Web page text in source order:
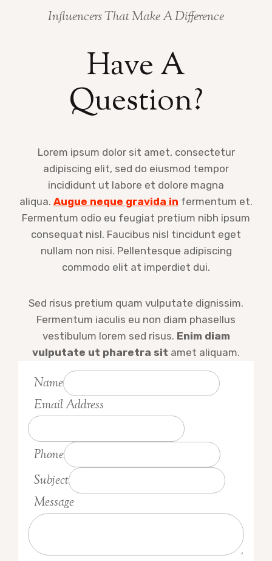
Influencers That Make A Difference
Have A
Question?
Lorem ipsum dolor sit amet, consectetur
adipiscing elit, sed do eiusmod tempor
incididunt ut labore et dolore magna
aliqua. Augue neque gravida in fermentum et.
Fermentum odio eu feugiat pretium nibh ipsum
consequat nisl. Faucibus nisl tincidunt eget
nullam non nisi. Pellentesque adipiscing
commodo elit at imperdiet dui.
Sed risus pretium quam vulputate dignissim.
Fermentum iaculis eu non diam phasellus
vestibulum lorem sed risus. Enim diam
vulputate ut pharetra sit amet aliquam.
Name
Email Address
Phone
Subject
Message